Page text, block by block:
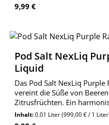
Regulärer Preis:
9,99 €
Pod Salt NexLiq
Liquid
Das Pod Salt NexLiq
vereint die Süße von
Zitrusfrüchten. Ein
deine Sinne belebt.
Inhalt:0.01 Liter(999,00 € / 1